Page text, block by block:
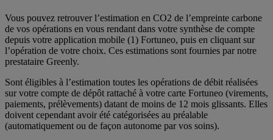
Vous pouvez retrouver l’estimation en CO2 de l’empreinte carbone
de vos opérations en vous rendant dans votre synthèse de compte
depuis votre application mobile (1) Fortuneo, puis en cliquant sur
l’opération de votre choix. Ces estimations sont fournies par notre
prestataire Greenly.
Sont éligibles à l’estimation toutes les opérations de débit réalisées
sur votre compte de dépôt rattaché à votre carte Fortuneo (virements,
paiements, prélèvements) datant de moins de 12 mois glissants. Elles
doivent cependant avoir été catégorisées au préalable
(automatiquement ou de façon autonome par vos soins).